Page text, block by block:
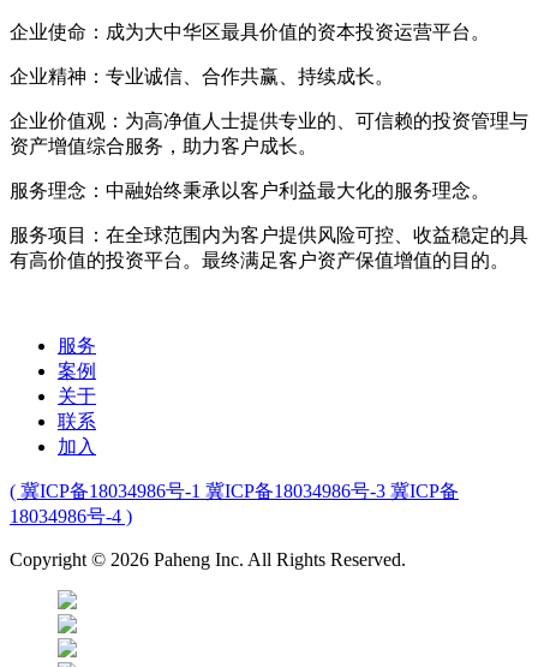
企业使命：成为大中华区最具价值的资本投资运营平台。
企业精神：专业诚信、合作共赢、持续成长。
企业价值观：为高净值人士提供专业的、可信赖的投资管理与
资产增值综合服务，助力客户成长。
服务理念：中融始终秉承以客户利益最大化的服务理念。
服务项目：在全球范围内为客户提供风险可控、收益稳定的具
有高价值的投资平台。最终满足客户资产保值增值的目的。
服务
案例
关于
联系
加入
( 冀ICP备18034986号-1 冀ICP备18034986号-3 冀ICP备
18034986号-4 )
Copyright © 2026 Paheng Inc. All Rights Reserved.